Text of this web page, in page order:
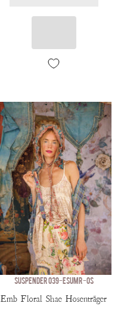
SUSPENDER 039-ESUMR-OS
Emb Floral Shae Hosenträger